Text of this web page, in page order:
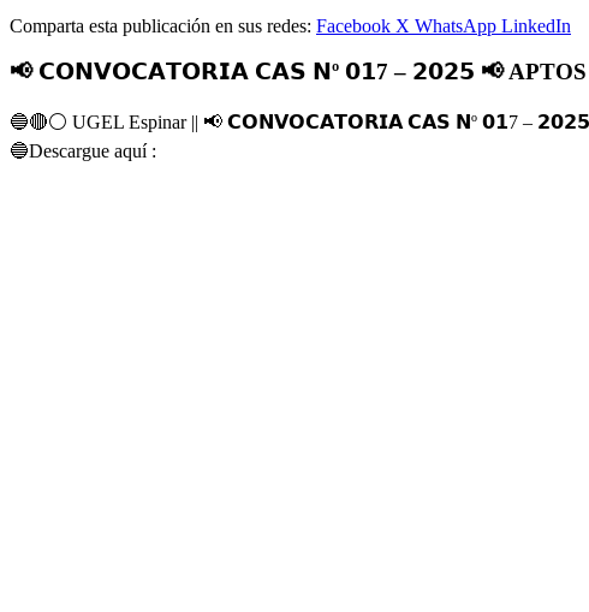
Comparta esta publicación en sus redes: Facebook X WhatsApp LinkedIn
📢 𝗖𝗢𝗡𝗩𝗢𝗖𝗔𝗧𝗢𝗥𝗜𝗔 𝗖𝗔𝗦 𝗡º 𝟬𝟭7 – 𝟮𝟬𝟮𝟱 📢 APTOS
🔵🔴⚪️ UGEL Espinar || 📢 𝗖𝗢𝗡𝗩𝗢𝗖𝗔𝗧𝗢𝗥𝗜𝗔 𝗖𝗔𝗦 𝗡º 𝟬𝟭7 – 𝟮𝟬𝟮𝟱
🔵Descargue aquí :